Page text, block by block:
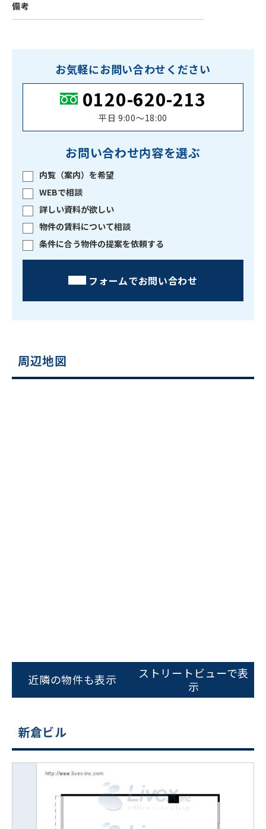
備考
お気軽にお問い合わせください
0120-620-213
平日 9:00〜18:00
お問い合わせ内容を選ぶ
内覧（案内）を希望
WEBで相談
詳しい資料が欲しい
物件の賃料について相談
条件に合う物件の提案を依頼する
フォームでお問い合わせ
周辺地図
近隣の物件も表示
ストリートビューで表
示
新倉ビル